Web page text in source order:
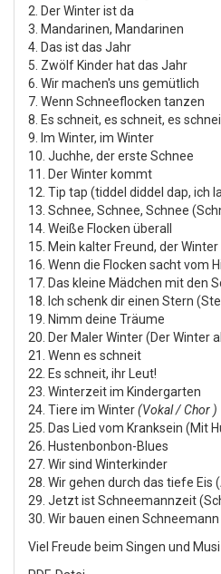
2. Der Winter ist da
3. Mandarinen, Mandarinen
4. Das ist das Jahr
5. Zwölf Kinder hat das Jahr
6. Wir machen's uns gemütlich
7. Wenn Schneeflocken tanzen
8. Es schneit, es schneit, es
9. Im Winter, im Winter
10. Juchhe, der erste Schnee
11. Der Winter kommt
12. Tip tap (tiddel diddel dap, ich
13. Schnee, Schnee, Schnee
14. Weiße Flocken überall
15. Mein kalter Freund, der Winter
16. Wenn die Flocken sacht vom
17. Das kleine Mädchen mit den
18. Ich schenk dir einen Stern
19. Nimm deine Träume
20. Der Maler Winter (Der Winter
21. Wenn es schneit
22. Es schneit, ihr Leut!
23. Winterzeit im Kindergarten
24. Tiere im Winter(Vokal / Chor )
25. Das Lied vom Kranksein (Mit
26. Hustenbonbon-Blues
27. Wir sind Winterkinder
28. Wir gehen durch das tiefe Eis
29. Jetzt ist Schneemannzeit
30. Wir bauen einen Schneemann
Viel Freude beim Singen und